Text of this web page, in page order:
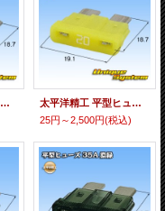
太平洋精工 平型ヒューズ 15A 青色
太平洋精工 平型ヒューズ 20A 黄色
25円～2,500円(税込)